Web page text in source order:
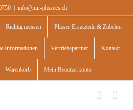
info@nur-plissees.ch
Richtig messen Plissee Ersatzteile & Zubehör
Informationen Vertriebspartner Kontakt
Warenkorb Mein Benutzerkonto